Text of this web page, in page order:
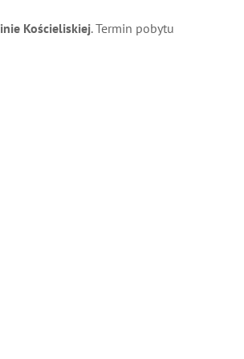
Kościeliskiej. Termin pobytu